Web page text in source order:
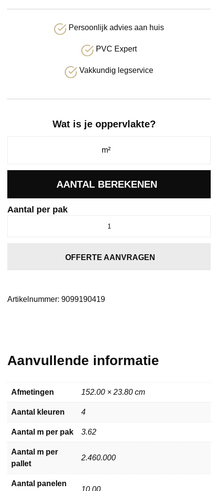
Persoonlijk advies aan huis
PVC Expert
Vakkundig legservice
Wat is je oppervlakte?
AANTAL BEREKENEN
Aantal per pak
OFFERTE AANVRAGEN
Artikelnummer: 9099190419
Aanvullende informatie
Afmetingen 152.00 × 23.80 cm
Aantal kleuren 4
Aantal m per pak 3.62
Aantal m per
pallet
2.460.000
Aantal panelen
10.00